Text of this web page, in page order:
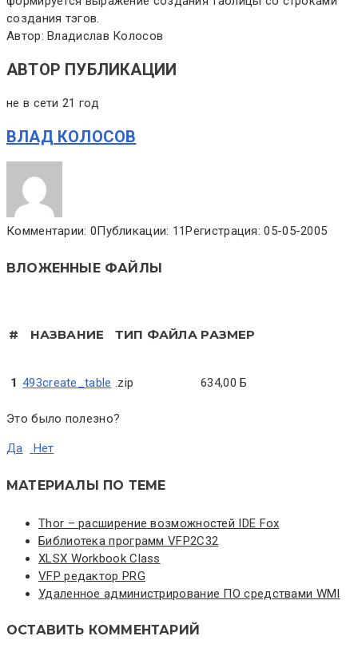
создания тэгов.
Автор: Владислав Колосов
АВТОР ПУБЛИКАЦИИ
не в сети 21 год
ВЛАД КОЛОСОВ
Комментарии: 0Публикации: 11Регистрация: 05-05-2005
ВЛОЖЕННЫЕ ФАЙЛЫ
# НАЗВАНИЕ ТИП ФАЙЛА РАЗМЕР
1 493create_table .zip 634,00 Б
Это было полезно?
Да Нет
МАТЕРИАЛЫ ПО ТЕМЕ
Thor – расширение возможностей IDE Fox
Библиотека программ VFP2C32
XLSX Workbook Class
VFP редактор PRG
Удаленное администрирование ПО средствами WMI
ОСТАВИТЬ КОММЕНТАРИЙ